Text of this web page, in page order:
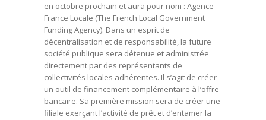
en octobre prochain et aura pour nom : Agence
France Locale (The French Local Government
Funding Agency). Dans un esprit de
décentralisation et de responsabilité, la future
société publique sera détenue et administrée
directement par des représentants de
collectivités locales adhérentes. Il s’agit de créer
un outil de financement complémentaire à l’offre
bancaire. Sa première mission sera de créer une
filiale exerçant l’activité de prêt et d’entamer la